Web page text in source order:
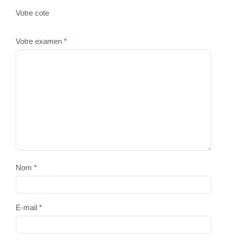
Votre cote
Votre examen *
Nom *
E-mail *